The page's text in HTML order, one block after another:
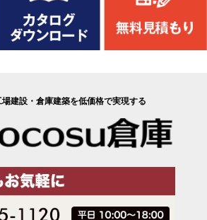
場建設・倉庫建築を低価格で実現する